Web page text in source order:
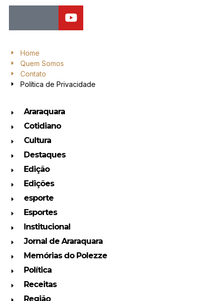
Home
Quem Somos
Contato
Política de Privacidade
Araraquara
Cotidiano
Cultura
Destaques
Edição
Edições
esporte
Esportes
Institucional
Jornal de Araraquara
Memórias do Polezze
Política
Receitas
Região